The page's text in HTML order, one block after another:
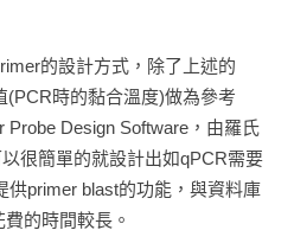
的設計方式，除了上述的
(PCR時的黏合溫度)做為參考
Probe Design Software，由羅氏
很簡單的就設計出如qPCR需要
供primer blast的功能，與資料庫
的時間較長。